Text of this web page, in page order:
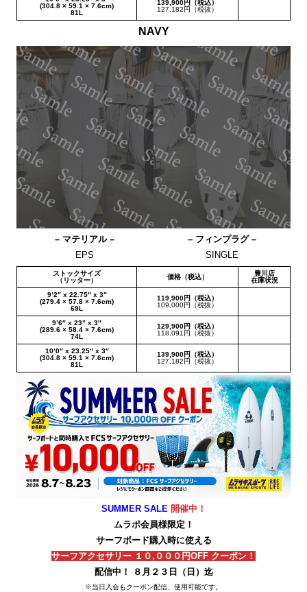
(304.8 × 59.1 × 7.6cm)
81L
139,900円（税込）
127,182円（税抜）
NAVY
– マテリアル –
EPS
– フィンプラグ –
SINGLE
ストックサイズ
（リッター）
価格（税込）
豊川店
在庫状況
9’2″ x 22.75″ x 3″
(279.4 × 57.8 × 7.6cm)
69L
119,900円（税込）
109,000円（税抜）
9’6″ x 23” x 3″
(289.6 × 58.4 × 7.6cm)
74L
129,900円（税込）
118,091円（税抜）
10’0″ x 23.25″ x 3″
(304.8 × 59.1 × 7.6cm)
81L
139,900円（税込）
127,182円（税抜）
SUMMER SALE 開催中！
ムラポ会員様限定！
サーフボード購入時に使える
サーフアクセサリー １０,０００円OFF クーポン！
配信中！ ８月２３日（日）迄
※当日入会もクーポン配信、使用可能です。